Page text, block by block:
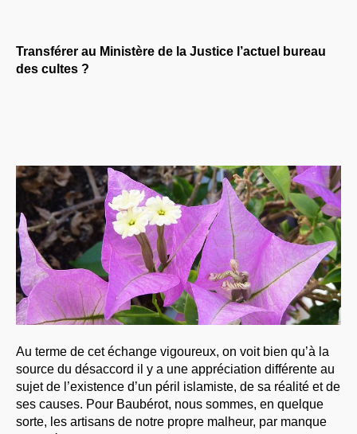
Transférer au Ministère de la Justice l’actuel bureau
des cultes ?
Au terme de cet échange vigoureux, on voit bien qu’à la
source du désaccord il y a une appréciation différente au
sujet de l’existence d’un péril islamiste, de sa réalité et de
ses causes. Pour Baubérot, nous sommes, en quelque
sorte, les artisans de notre propre malheur, par manque